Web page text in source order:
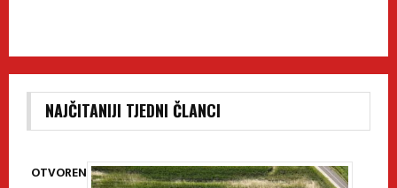
NAJČITANIJI TJEDNI ČLANCI
OTVOREN